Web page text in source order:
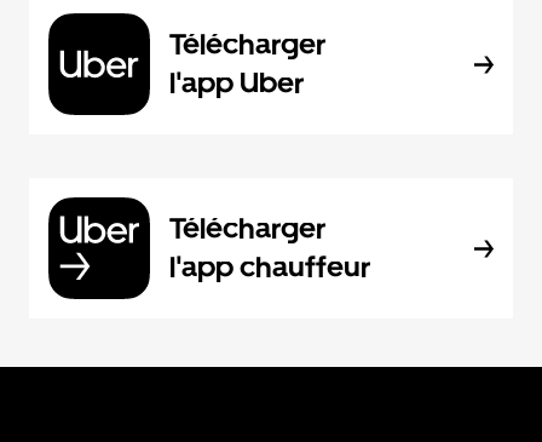
Télécharger
l'app Uber
Télécharger
l'app chauffeur